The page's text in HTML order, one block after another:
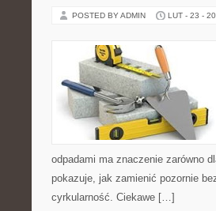
POSTED BY ADMIN LUT - 23 -
odpadami ma znaczenie zarówno
pokazuje, jak zamienić pozornie
cyrkularność. Ciekawe […]